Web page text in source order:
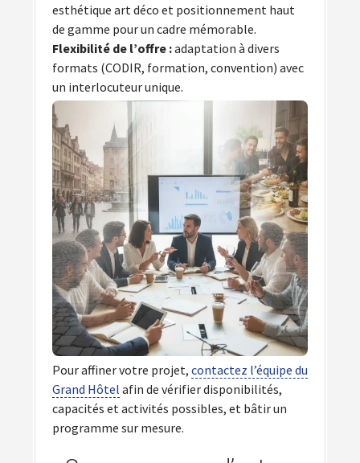
esthétique art déco et positionnement haut
de gamme pour un cadre mémorable.
Flexibilité de l’offre :adaptation à divers
formats (CODIR, formation, convention) avec
un interlocuteur unique.
Pour affiner votre projet, contactez l’équipe du
Grand Hôtel afin de vérifier disponibilités,
capacités et activités possibles, et bâtir un
programme sur mesure.